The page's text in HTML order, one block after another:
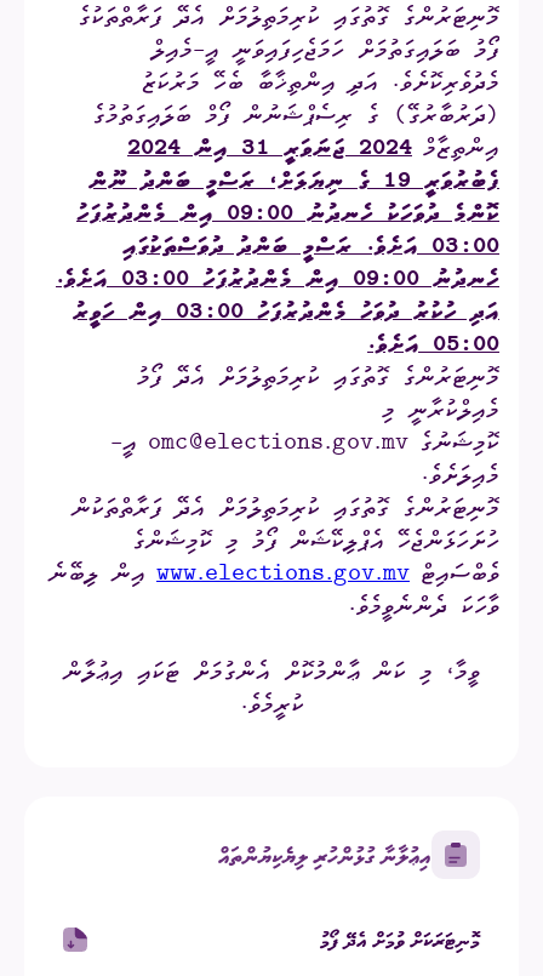
މޮނިޓަރުންގެ ގޮތުގައި ކުރިމަތިލުމަށް އެދޭ ފަރާތްތަކުގެ
ފޯމު ބަލައިގަތުމަށް ހަމަޖެހިފައިވަނީ އީ-މެއިލް
މެދުވެރިކޮށެވެ. އަދި އިންތިޚާބާ ބެހޭ މަރުކަޒު
(ދަރުބާރުގޭ) ގެ ރިސެޕްޝަނުން ފޯމް ބަލައިގަތުމުގެ
އިންތިޒާމް
2024 ޖަނަވަރީ 31 އިން 2024
ފެބުރުވަރީ 19 ގެ ނިޔަލަށް، ރަސްމީ ބަންދު ނޫން
ކޮންމެ ދުވަހަކު ހެނދުނު 09:00 އިން މެންދުރުފަހު
03:00 އަށެވެ. ރަސްމީ ބަންދު ދުވަސްތަކުގައި
ހެނދުނު 09:00 އިން މެންދުރުފަހު 03:00 އަށެވެ.
އަދި ހުކުރު ދުވަހު މެންދުރުފަހު 03:00 އިން ހަވީރު
05:00 އަށެވެ.
މޮނިޓަރުންގެ ގޮތުގައި ކުރިމަތިލުމަށް އެދޭ ފޯމު
މެއިލްކުރާނީ މި
ކޮމިޝަނުގެ omc@elections.gov.mv އީ-
މެއިލަށެވެ.
މޮނިޓަރުންގެ ގޮތުގައި ކުރިމަތިލުމަށް އެދޭ ފަރާތްތަކުން
ހުށަހަޅަންޖެހޭ އެޕްލިކޭޝަން ފޯމު މި ކޮމިޝަންގެ
ވެބްސައިޓް www.elections.gov.mv އިން ލިބޭނެ
ވާހަކަ ދެންނެވީމެވެ.
ވީމާ، މި ކަން ޢާންމުކޮށް އެންގުމަށް ޓަކައި އިޢުލާން
ކުރީމެވެ.
އިޢުލާނާ ގުޅުންހުރި ލިޔެކިޔުންތައް
މޮނިޓަރަކަށް ވުމަށް އެދޭ ފޯމު